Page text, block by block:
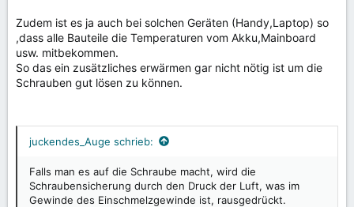
Zudem ist es ja auch bei solchen Geräten (Handy,Laptop) so
,dass alle Bauteile die Temperaturen vom Akku,Mainboard
usw. mitbekommen.
So das ein zusätzliches erwärmen gar nicht nötig ist um die
Schrauben gut lösen zu können.
juckendes_Auge schrieb:
Falls man es auf die Schraube macht, wird die
Schraubensicherung durch den Druck der Luft, was im
Gewinde des Einschmelzgewinde ist, rausgedrückt.